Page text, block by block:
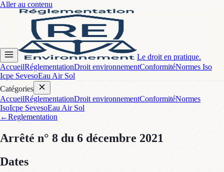
Aller au contenu
Le droit en pratique.
AccueilRéglementationDroit environnementConformitéNormes Iso
Icpe SevesoEau Air Sol
Catégories
AccueilRéglementationDroit environnementConformitéNormes
IsoIcpe SevesoEau Air Sol
←Reglementation
Arrêté n° 8 du 6 décembre 2021
Dates